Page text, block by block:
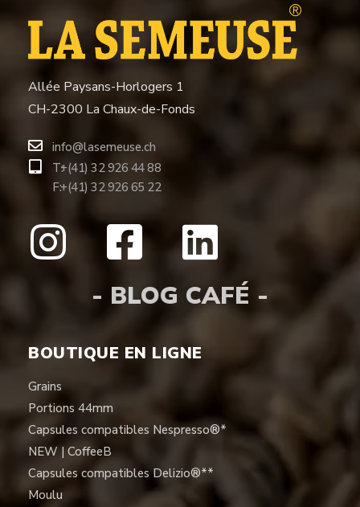
Allée Paysans-Horlogers 1
CH-2300 La Chaux-de-Fonds
info@lasemeuse.ch
T:
F:
+(41) 32 926 44 88
+(41) 32 926 65 22
- BLOG CAFÉ -
BOUTIQUE EN LIGNE
Grains
Portions 44mm
Capsules compatibles Nespresso®*
NEW | CoffeeB
Capsules compatibles Delizio®**
Moulu